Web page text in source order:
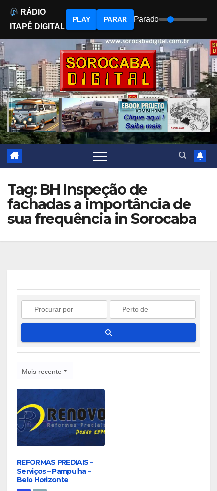
to
content
Tag: BH Inspeção de
fachadas a importância de
sua frequência in Sorocaba
Mais recente
REFORMAS PREDIAIS –
Serviços – Pampulha –
Belo Horizonte
RÁDIO
ITAPÊ DIGITAL
PLAY PARAR Parado